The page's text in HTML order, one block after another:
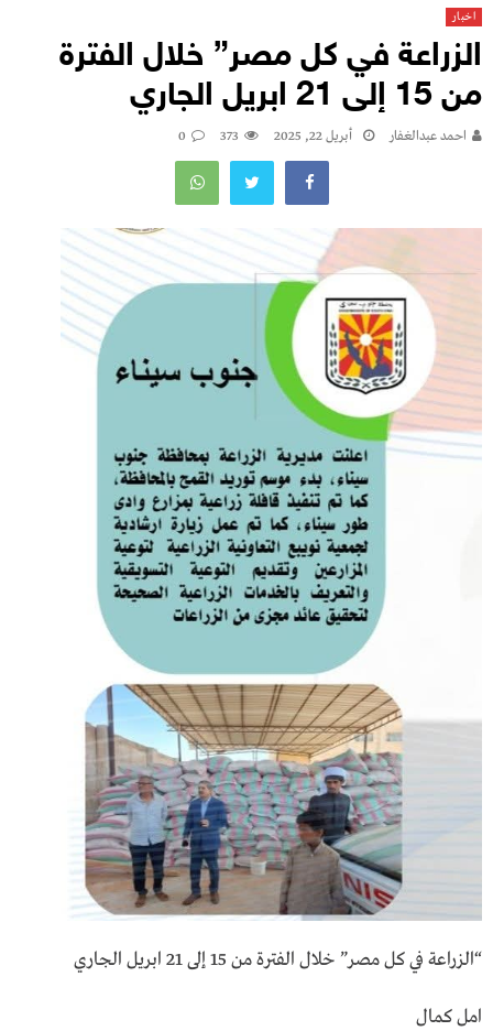
اخبار
الزراعة في كل مصر” خلال الفترة
من 15 إلى 21 ابريل الجاري
احمد عبدالغفار أبريل 22, 2025 373
0
“الزراعة في كل مصر” خلال الفترة من 15 إلى 21 ابريل الجاري
امل كمال